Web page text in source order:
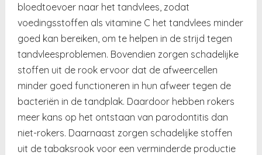
bloedtoevoer naar het tandvlees, zodat
voedingsstoffen als vitamine C het tandvlees minder
goed kan bereiken, om te helpen in de strijd tegen
tandvleesproblemen. Bovendien zorgen schadelijke
stoffen uit de rook ervoor dat de afweercellen
minder goed functioneren in hun afweer tegen de
bacteriën in de tandplak. Daardoor hebben rokers
meer kans op het ontstaan van parodontitis dan
niet-rokers. Daarnaast zorgen schadelijke stoffen
uit de tabaksrook voor een verminderde productie